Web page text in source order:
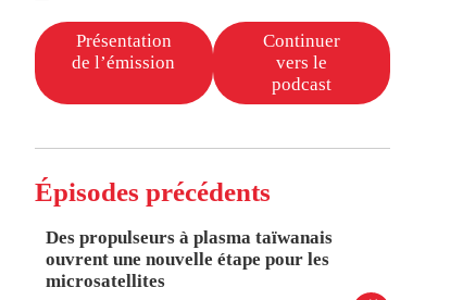
Présentation
de l’émission
Continuer
vers le
podcast
Épisodes précédents
Des propulseurs à plasma taïwanais
ouvrent une nouvelle étape pour les
microsatellites